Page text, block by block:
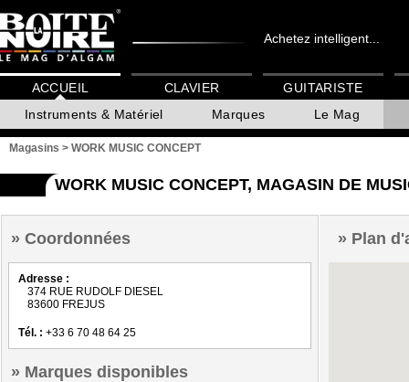
Achetez intelligent...
ACCUEIL
Instruments & Matériel
Marques Le Mag
CLAVIER GUITARISTE
Magasins > WORK MUSIC CONCEPT
WORK MUSIC CONCEPT, MAGASIN DE
Coordonnées
Adresse :
374 RUE RUDOLF DIESEL
83600 FREJUS
Tél. : +33 6 70 48 64 25
Marques disponibles
Plan